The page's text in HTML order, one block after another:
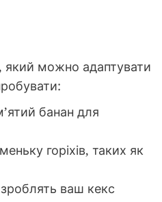
який можно адаптувати
банан для
горіхів, таких як
ваш кекс